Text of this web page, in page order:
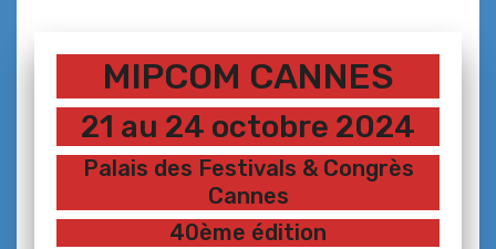
MIPCOM CANNES
21 au 24 octobre 2024
Palais des Festivals & Congrès
Cannes
40ème édition